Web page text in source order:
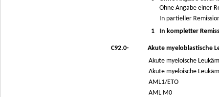
Ohne Angabe einer
In partieller
1
In kompletter
C92.0-
Akute myeloblastische
Akute myeloische
Akute myeloische
AML1/ETO
AML M0